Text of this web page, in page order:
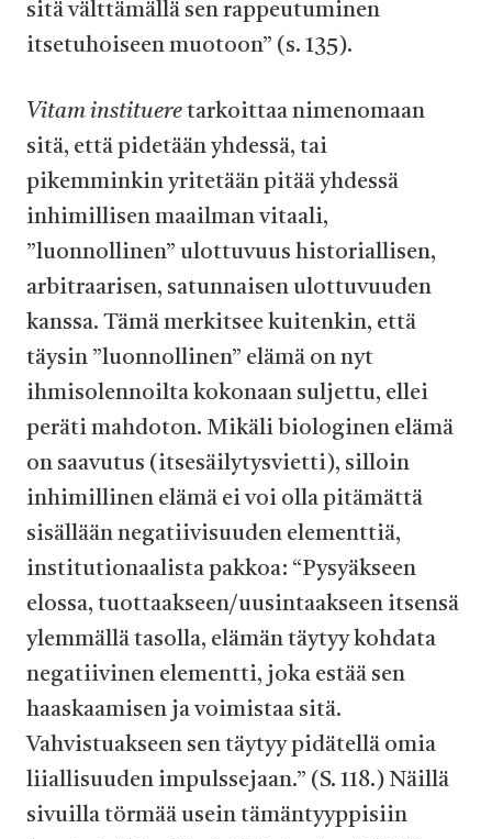
sitä välttämällä sen rappeutuminen
itsetuhoiseen muotoon” (s. 135).
Vitam instituere tarkoittaa nimenomaan
sitä, että pidetään yhdessä, tai
pikemminkin yritetään pitää yhdessä
inhimillisen maailman vitaali,
”luonnollinen” ulottuvuus historiallisen,
arbitraarisen, satunnaisen ulottuvuuden
kanssa. Tämä merkitsee kuitenkin, että
täysin ”luonnollinen” elämä on nyt
ihmisolennoilta kokonaan suljettu, ellei
peräti mahdoton. Mikäli biologinen elämä
on saavutus (itsesäilytysvietti), silloin
inhimillinen elämä ei voi olla pitämättä
sisällään negatiivisuuden elementtiä,
institutionaalista pakkoa: “Pysyäkseen
elossa, tuottaakseen/uusintaakseen itsensä
ylemmällä tasolla, elämän täytyy kohdata
negatiivinen elementti, joka estää sen
haaskaamisen ja voimistaa sitä.
Vahvistuakseen sen täytyy pidätellä omia
liiallisuuden impulssejaan.” (S. 118.) Näillä
sivuilla törmää usein tämäntyyppisiin